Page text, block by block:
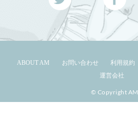
ABOUT AM お問い合わせ 利用規約
運営会社
© Copyright AM